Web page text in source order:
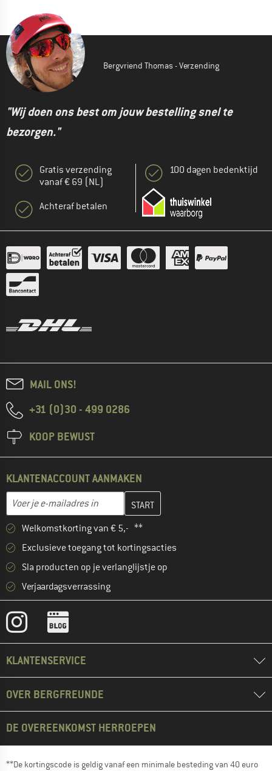
Bergvriend Thomas - Verzending
"Wij doen ons best om jouw bestelling snel te
bezorgen."
Gratis verzending
vanaf € 69 (NL)
Achteraf betalen
100 dagen bedenktijd
MAIL ONS!
+31 (0)30 - 499 0286
KOOP BEWUST
KLANTENACCOUNT AANMAKEN
E-mailadres
Vul je e-mailadres hier in en maak in de volgende stap je
Welkomstkorting van € 5,- **
Exclusieve toegang tot kortingsacties
Sla producten op je verlanglijstje op
Verjaardagsverrassing
KLANTENSERVICE
OVER BERGFREUNDE
DE OVEREENKOMST HERROEPEN
**De kortingscode is geldig vanaf een minimale besteding van 40 euro